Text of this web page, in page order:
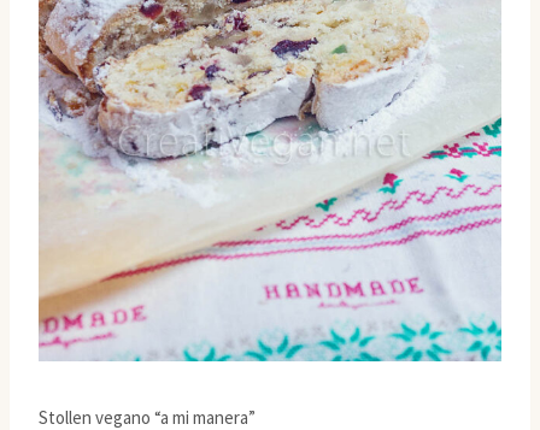
Stollen vegano “a mi manera”